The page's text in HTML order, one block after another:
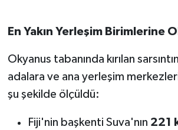
En Yakın Yerleşim Birimlerine
Okyanus tabanında kırılan
adalara ve ana yerleşim
şu şekilde ölçüldü:
Fiji'nin başkenti Suva'nın 221
Susurluk